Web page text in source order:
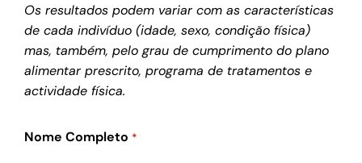
Os resultados podem variar com as características
de cada indivíduo (idade, sexo, condição física)
mas, também, pelo grau de cumprimento do plano
alimentar prescrito, programa de tratamentos e
actividade física.
Nome Completo *